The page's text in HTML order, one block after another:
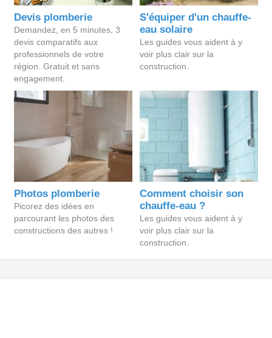
Devis plomberie
Demandez, en 5 minutes, 3
devis comparatifs aux
professionnels de votre
région. Gratuit et sans
engagement.
S'équiper d'un chauffe-
eau solaire
Les guides vous aident à y
voir plus clair sur la
construction.
Photos plomberie
Picorez des idées en
parcourant les photos des
constructions des autres !
Comment choisir son
chauffe-eau ?
Les guides vous aident à y
voir plus clair sur la
construction.